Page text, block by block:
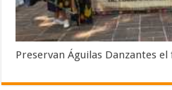
Preservan Águilas Danzantes